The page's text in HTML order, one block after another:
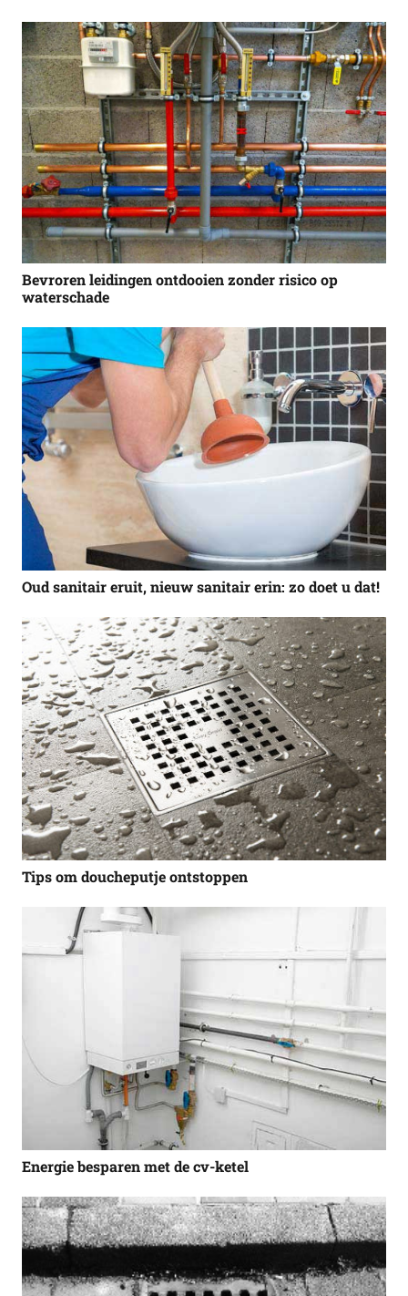
Bevroren leidingen ontdooien zonder risico op
waterschade
Oud sanitair eruit, nieuw sanitair erin: zo doet u dat!
Tips om doucheputje ontstoppen
Energie besparen met de cv-ketel